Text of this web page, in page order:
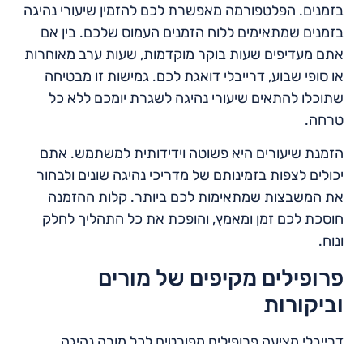
בזמנים. הפלטפורמה מאפשרת לכם להזמין שיעורי נהיגה
בזמנים שמתאימים ללוח הזמנים העמוס שלכם. בין אם
אתם מעדיפים שעות בוקר מוקדמות, שעות ערב מאוחרות
או סופי שבוע, דרייבלי דואגת לכם. גמישות זו מבטיחה
שתוכלו להתאים שיעורי נהיגה לשגרת יומכם ללא כל
טרחה.
הזמנת שיעורים היא פשוטה וידידותית למשתמש. אתם
יכולים לצפות בזמינותם של מדריכי נהיגה שונים ולבחור
את המשבצות שמתאימות לכם ביותר. קלות ההזמנה
חוסכת לכם זמן ומאמץ, והופכת את כל התהליך לחלק
ונוח.
פרופילים מקיפים של מורים
וביקורות